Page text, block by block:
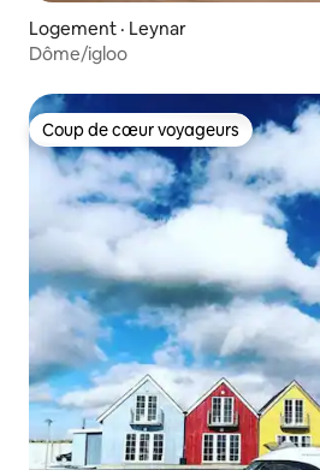
Logement · Leynar
Dôme/igloo
Coup de cœur voyageurs
Coup de cœur voyageurs